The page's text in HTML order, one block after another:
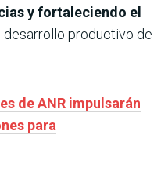
y fortaleciendo el
desarrollo productivo de
de ANR impulsarán
para